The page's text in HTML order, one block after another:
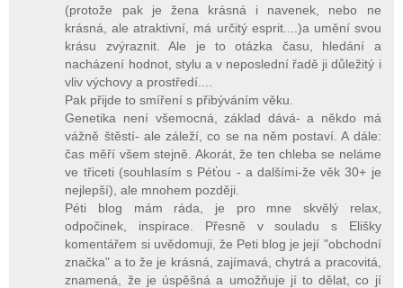
(protože pak je žena krásná i navenek, nebo ne
krásná, ale atraktivní, má určitý esprit....)a umění svou
krásu zvýraznit. Ale je to otázka času, hledání a
nacházení hodnot, stylu a v neposlední řadě ji důležitý i
vliv výchovy a prostředí....
Pak přijde to smíření s přibýváním věku.
Genetika není všemocná, základ dává- a někdo má
vážně štěstí- ale záleží, co se na něm postaví. A dále:
čas měří všem stejně. Akorát, že ten chleba se neláme
ve třiceti (souhlasím s Péťou - a dalšími-že věk 30+ je
nejlepší), ale mnohem později.
Péti blog mám ráda, je pro mne skvělý relax,
odpočinek, inspirace. Přesně v souladu s Elišky
komentářem si uvědomuji, že Peti blog je její "obchodní
značka" a to že je krásná, zajímavá, chytrá a pracovitá,
znamená, že je úspěšná a umožňuje jí to dělat, co jí